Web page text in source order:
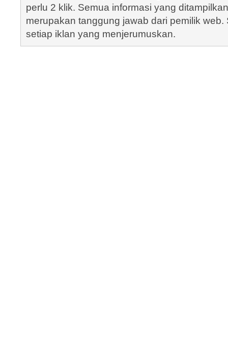
perlu 2 klik. Semua informasi yang
merupakan tanggung jawab dari pemilik
setiap iklan yang menjerumuskan.